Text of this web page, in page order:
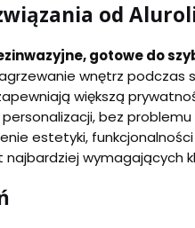
od
gotowe do
wnętrz podczas
większą
bez
estetyki,
wymagających